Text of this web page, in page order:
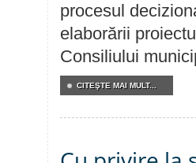
procesul
elaborării
Consiliului
CITEŞTE MAI MULT...